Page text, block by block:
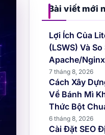
Bài viết mới
Lợi Ích Của
(LSWS) Và
Apache/Nginx
7 tháng 8, 2026
Cách Xây
Về Bánh Mì
Thức Bột
6 tháng 8, 2026
Cài Đặt SEO